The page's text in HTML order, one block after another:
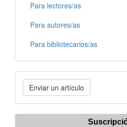
Para lectores/as
Para autores/as
Para bibliotecarios/as
Enviar
un
artículo
Enviar un artículo